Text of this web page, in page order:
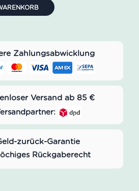
Zahlungsabwicklung
Versand ab 85 €
zurück-Garantie
Rückgaberecht